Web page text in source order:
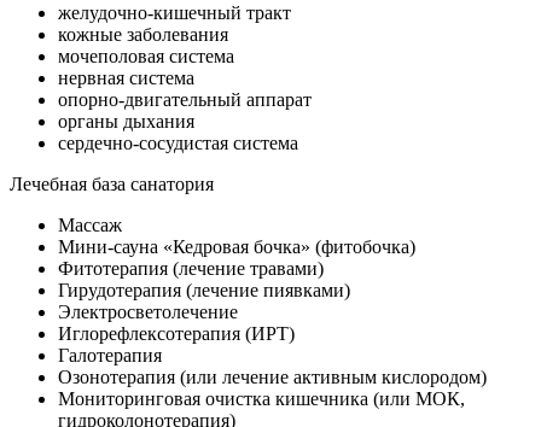
желудочно-кишечный тракт
кожные заболевания
мочеполовая система
нервная система
опорно-двигательный аппарат
органы дыхания
сердечно-сосудистая система
Лечебная база санатория
Массаж
Мини-сауна «Кедровая бочка» (фитобочка)
Фитотерапия (лечение травами)
Гирудотерапия (лечение пиявками)
Электросветолечение
Иглорефлексотерапия (ИРТ)
Галотерапия
Озонотерапия (или лечение активным кислородом)
Мониторинговая очистка кишечника (или МОК,
гидроколонотерапия)